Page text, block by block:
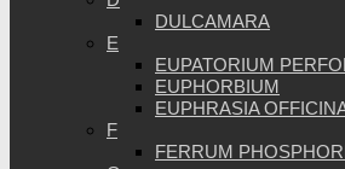
DULCAMARA
E
EUPATORIUM
EUPHORBIUM
EUPHRASIA
F
FERRUM